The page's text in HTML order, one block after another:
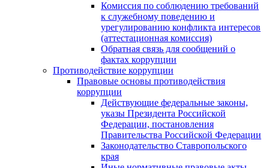
Комиссия по соблюдению требований
к служебному поведению и
урегулированию конфликта интересов
(аттестационная комиссия)
Обратная связь для сообщений о
фактах коррупции
Противодействие коррупции
Правовые основы противодействия
коррупции
Действующие федеральные законы,
указы Президента Российской
Федерации, постановления
Правительства Российской Федерации
Законодательство Ставропольского
края